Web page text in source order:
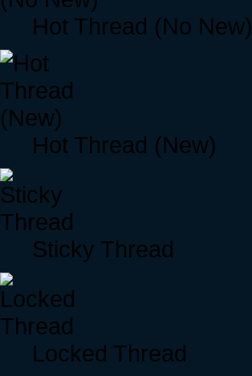
Hot Thread (No New)
Hot Thread (New)
Sticky Thread
Locked Thread